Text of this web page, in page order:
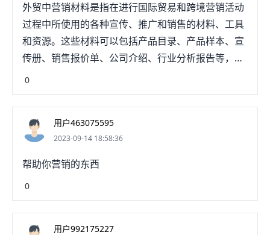
外贸中营销材料是指在进行国际贸易和跨境营销活动
过程中所使用的各种宣传、推广和销售的材料、工具
和资源。这些材料可以包括产品目录、产品样本、宣
传册、销售报价单、公司介绍、行业分析报告等，旨
在向潜在买家和合作伙伴介绍产品或服务的特点、优
势，并促进销售和业务合作。外贸中营销材料的质量
和内容对于吸引客户和构建良好的企业形象至关重
要。
0
用户463075595
2023-09-14 18:58:36
帮助你营销的东西
0
用户992175227